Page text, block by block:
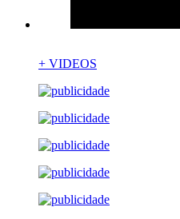
+ VIDEOS